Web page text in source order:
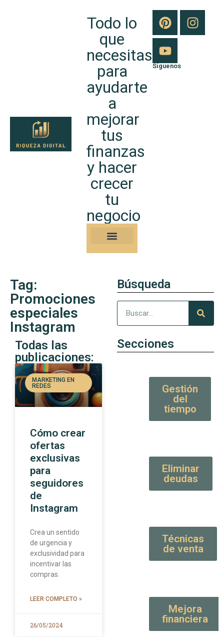
Todo lo
que
necesitas
para
ayudarte
a
mejorar
tus
finanzas
y hacer
crecer
tu
negocio
Síguenos
Tag:
Promociones
especiales
Instagram
Todas las
publicaciones:
MARKETING EN
REDES
Cómo crear
ofertas
exclusivas
para
seguidores
de
Instagram
Crea un sentido
de urgencia y
exclusividad para
incentivar las
compras.
LEER COMPLETO »
26/05/2024
Búsqueda
Secciones
Gestión
del
tiempo
Eliminar
deudas
Técnicas
de venta
Mejora
financiera